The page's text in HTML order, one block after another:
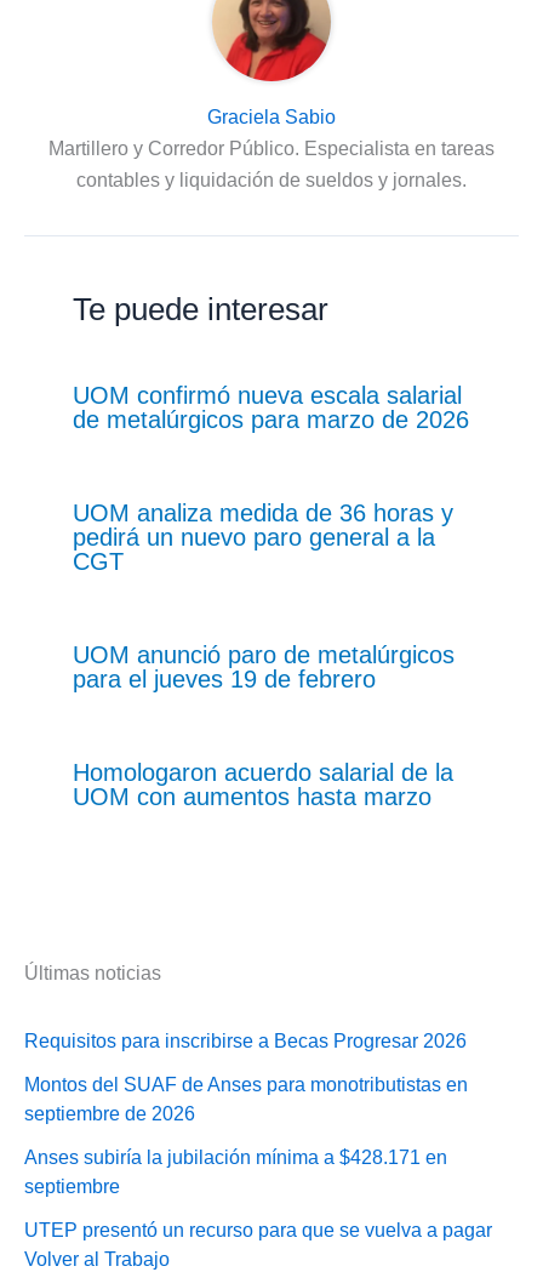
Graciela Sabio
Martillero y Corredor Público. Especialista en tareas
contables y liquidación de sueldos y jornales.
Te puede interesar
UOM confirmó nueva escala salarial
de metalúrgicos para marzo de 2026
UOM analiza medida de 36 horas y
pedirá un nuevo paro general a la
CGT
UOM anunció paro de metalúrgicos
para el jueves 19 de febrero
Homologaron acuerdo salarial de la
UOM con aumentos hasta marzo
Últimas noticias
Requisitos para inscribirse a Becas Progresar 2026
Montos del SUAF de Anses para monotributistas en
septiembre de 2026
Anses subiría la jubilación mínima a $428.171 en
septiembre
UTEP presentó un recurso para que se vuelva a pagar
Volver al Trabajo